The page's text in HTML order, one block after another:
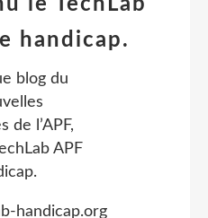
le TechLab
handicap.
handicap.org